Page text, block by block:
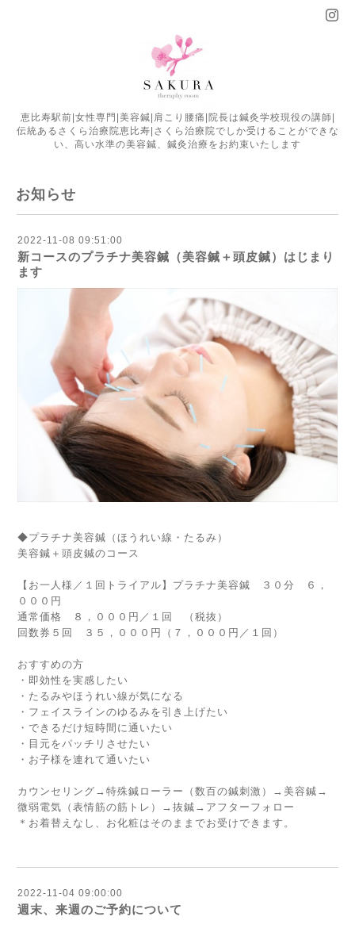
恵比寿駅前|女性専門|美容鍼|肩こり腰痛|院長は鍼灸学校現役の講師|
伝統あるさくら治療院恵比寿|さくら治療院でしか受けることができな
い、高い水準の美容鍼、鍼灸治療をお約束いたします
お知らせ
2022-11-08 09:51:00
新コースのプラチナ美容鍼（美容鍼＋頭皮鍼）はじまり
ます
◆プラチナ美容鍼（ほうれい線・たるみ）
美容鍼＋頭皮鍼のコース
【お一人様／１回トライアル】プラチナ美容鍼 ３０分 ６，
０００円
通常価格 ８，０００円／１回 （税抜）
回数券５回 ３５，０００円（７，０００円／１回）
おすすめの方
・即効性を実感したい
・たるみやほうれい線が気になる
・フェイスラインのゆるみを引き上げたい
・できるだけ短時間に通いたい
・目元をパッチリさせたい
・お子様を連れて通いたい
カウンセリング→特殊鍼ローラー（数百の鍼刺激）→美容鍼→
微弱電気（表情筋の筋トレ）→抜鍼→アフターフォロー
＊お着替えなし、お化粧はそのままでお受けできます。
2022-11-04 09:00:00
週末、来週のご予約について